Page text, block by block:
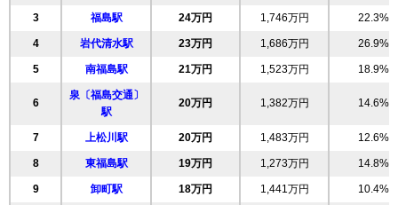
25 春日町 25万円 1,442万円 28.8%
26 方木田 25万円 1,824万円 22.4%
27 大森 25万円 1,835万円 22.5%
28 太平寺 24万円 1,611万円 37.5%
3 福島駅 24万円 1,746万円 22.3%
4 岩代清水駅 23万円 1,686万円 26.9%
5 南福島駅 21万円 1,523万円 18.9%
6
泉〔福島交通〕
駅
20万円 1,382万円 14.6%
7 上松川駅 20万円 1,483万円 12.6%
8 東福島駅 19万円 1,273万円 14.8%
9 卸町駅 18万円 1,441万円 10.4%